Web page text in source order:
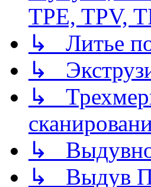
TPE, TPV,
↳ Литье
↳
↳
↳
↳ Выдув